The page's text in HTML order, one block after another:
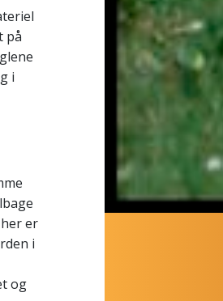
på
i
er
i
og